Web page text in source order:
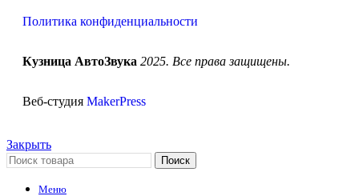
Политика конфиденциальности
Кузница АвтоЗвука 2025. Все права защищены.
Веб-студия MakerPress
Закрыть
Поиск
Меню